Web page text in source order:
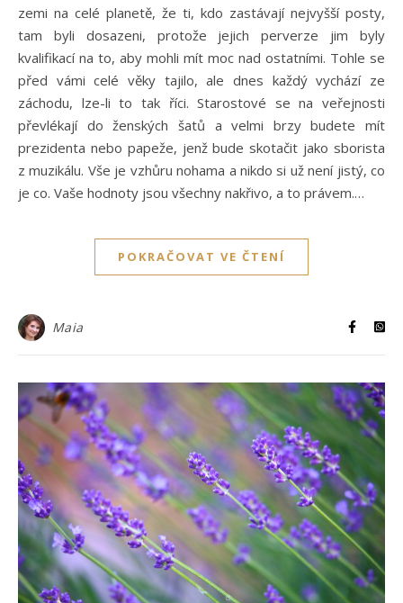
zemi na celé planetě, že ti, kdo zastávají nejvyšší posty,
tam byli dosazeni, protože jejich perverze jim byly
kvalifikací na to, aby mohli mít moc nad ostatními. Tohle se
před vámi celé věky tajilo, ale dnes každý vychází ze
záchodu, lze-li to tak říci. Starostové se na veřejnosti
převlékají do ženských šatů a velmi brzy budete mít
prezidenta nebo papeže, jenž bude skotačit jako sborista
z muzikálu. Vše je vzhůru nohama a nikdo si už není jistý, co
je co. Vaše hodnoty jsou všechny nakřivo, a to právem.…
POKRAČOVAT VE ČTENÍ
Maia